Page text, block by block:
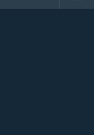
і